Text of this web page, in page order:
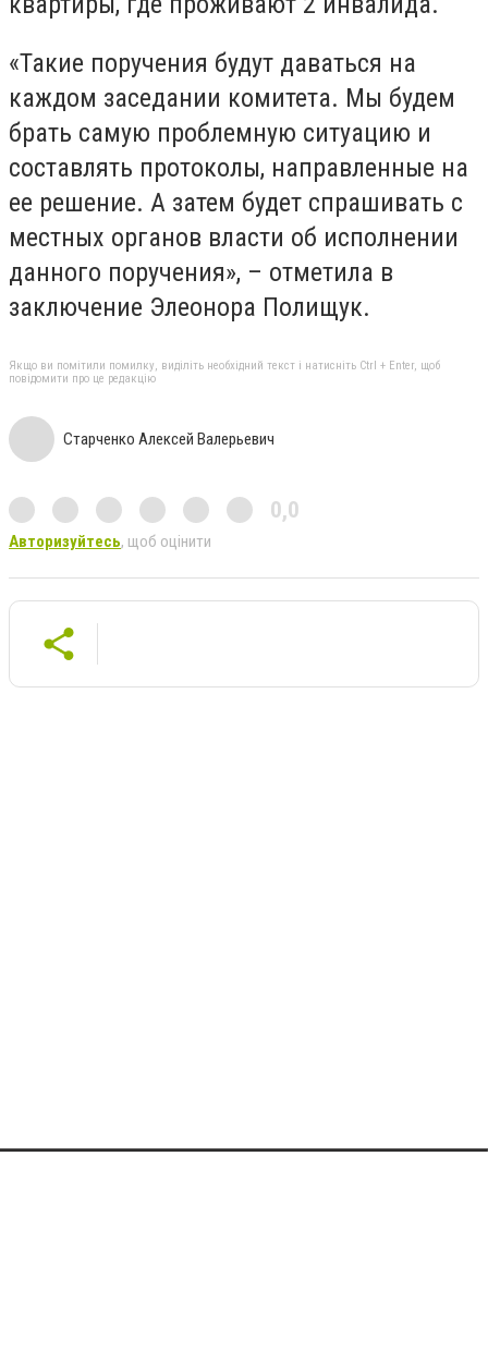
«Такие поручения будут даваться на
каждом заседании комитета. Мы будем
брать самую проблемную ситуацию и
составлять протоколы, направленные на
ее решение. А затем будет спрашивать с
местных органов власти об исполнении
данного поручения», – отметила в
заключение Элеонора Полищук.
Якщо ви помітили помилку, виділіть необхідний текст і натисніть Ctrl + Enter, щоб
повідомити про це редакцію
Старченко Алексей Валерьевич
0,0
Авторизуйтесь, щоб оцінити